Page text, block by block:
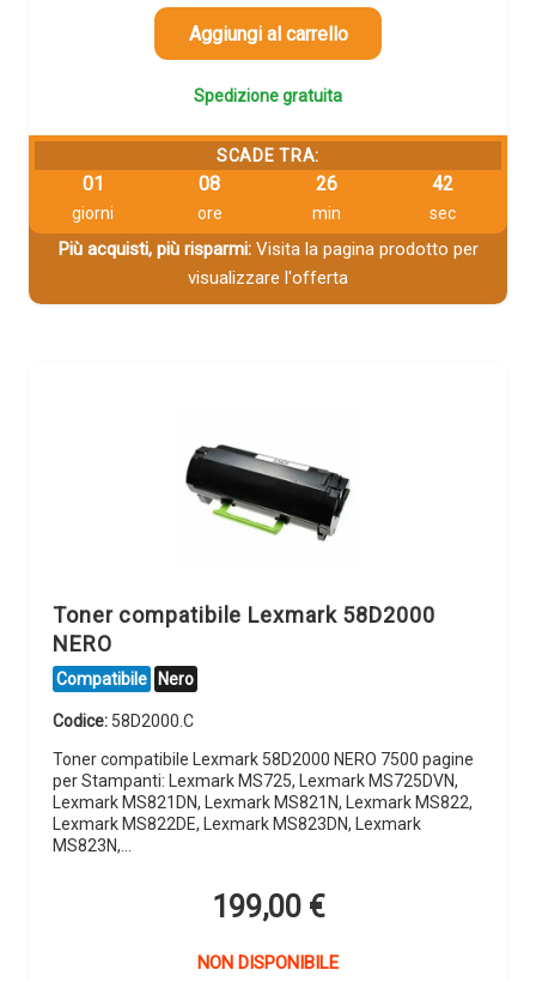
Aggiungi al carrello
Spedizione gratuita
SCADE TRA:
01
giorni
08
ore
26
min
42
sec
Più acquisti, più risparmi:Visita la pagina prodotto per
visualizzare l'offerta
Toner compatibile Lexmark 58D2000
NERO
Compatibile Nero
Codice: 58D2000.C
Toner compatibile Lexmark 58D2000 NERO 7500 pagine
per Stampanti: Lexmark MS725, Lexmark MS725DVN,
Lexmark MS821DN, Lexmark MS821N, Lexmark MS822,
Lexmark MS822DE, Lexmark MS823DN, Lexmark
MS823N,…
199,00 €
NON DISPONIBILE